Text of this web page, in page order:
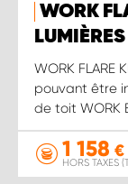
WORK
WORK FLARE
pouvant être
de toit WORK
1 158 €
HORS TAXES